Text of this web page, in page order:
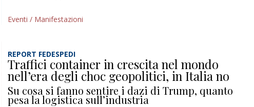
Eventi / Manifestazioni
REPORT FEDESPEDI
Traffici container in crescita nel mondo
nell’era degli choc geopolitici, in Italia no
Su cosa si fanno sentire i dazi di Trump, quanto
pesa la logistica sull’industria